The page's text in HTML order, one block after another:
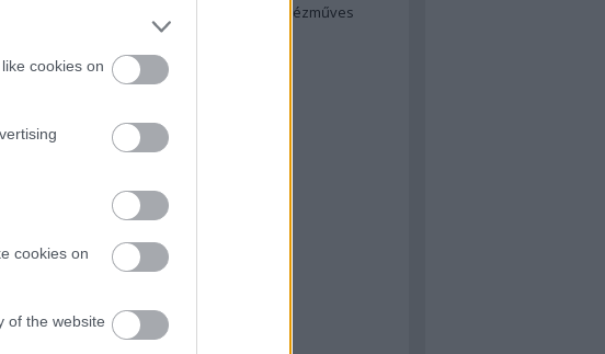
cookies on
cookies on
of the website
Budapest rejtett kincsei: orosz kézműves
afrikai konyha
ázsiai konyha
baszk konyha
belgium
bocusedor
bocuse dor